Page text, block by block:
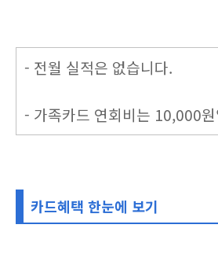
- 전월 실적은 없습니다.
- 가족카드 연회비는 10,000
카드혜택 한눈에 보기